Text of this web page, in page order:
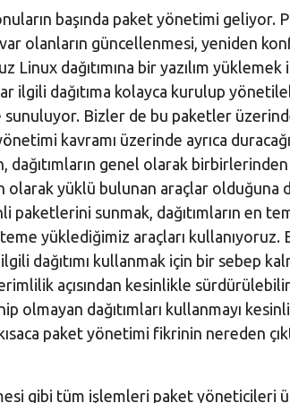
başında paket yönetimi geliyor.
olanların güncellenmesi, yeniden
dağıtımına bir yazılım
ilgili dağıtıma kolayca kurulup
Bizler de bu paketler
kavramı üzerinde ayrıca
genel olarak birbirlerinden
olarak yüklü bulunan araçlar olduğuna
paketlerini sunmak, dağıtımların en
yüklediğimiz araçları kullanıyoruz.
dağıtımı kullanmak için bir sebep
açısından kesinlikle
olmayan dağıtımları kullanmayı
paket yönetimi fikrinin nereden
gibi tüm işlemleri paket yöneticileri